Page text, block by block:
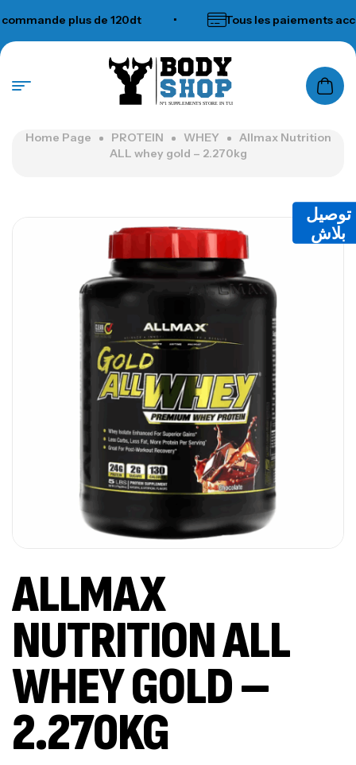
plus de 120dt Tous les paiements
N°1 SUPPLEMENTS STORE IN TUNISIA
Home Page PROTEIN WHEY
Allmax Nutrition
ALL whey gold – 2.270kg
توصيل
بلاش
ALLMAX
NUTRITION ALL
WHEY GOLD –
2.270KG